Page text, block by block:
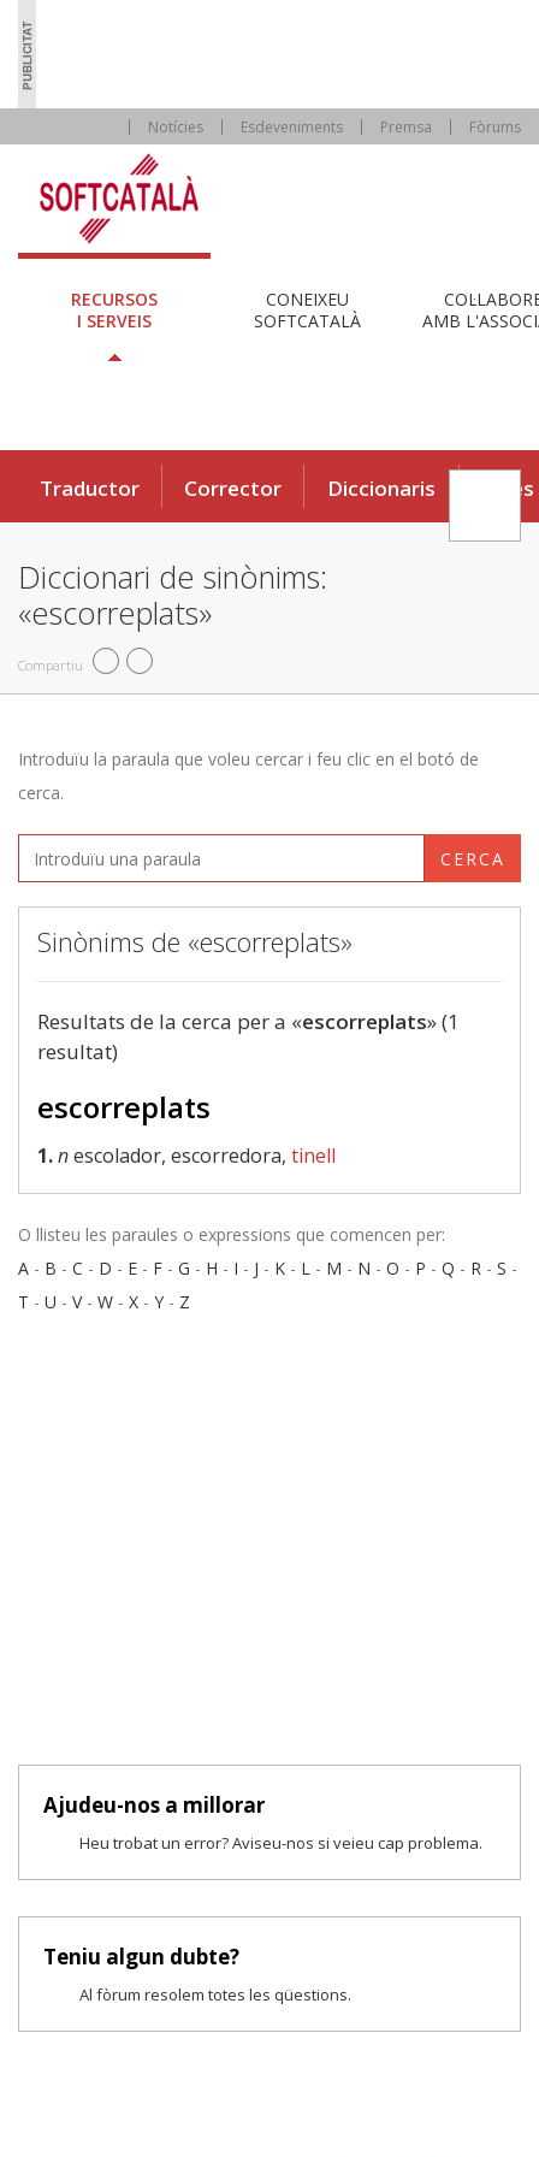
Notícies Esdeveniments Premsa Fòrums
RECURSOS
I SERVEIS
CONEIXEU
SOFTCATALÀ
AMB
Traductor Corrector Diccionaris Eines
Diccionari de sinònims:
«escorreplats»
Compartiu
Introduïu la paraula que voleu cercar i feu clic en el botó de
cerca.
CERCA
Sinònims de «escorreplats»
Resultats de la cerca per a «escorreplats» (1
resultat)
escorreplats
1.nescolador, escorredora, tinell
O llisteu les paraules o expressions que comencen per:
A - B - C - D - E - F - G - H - I - J - K - L - M - N - O - P - Q - R - S -
T - U - V- W - X - Y - Z
Ajudeu-nos a millorar
Heu trobat un error? Aviseu-nos si veieu cap problema.
Teniu algun dubte?
Al fòrum resolem totes les qüestions.